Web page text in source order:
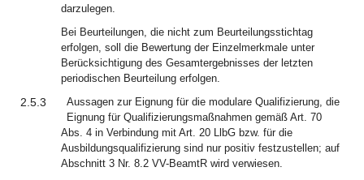
darzulegen.
Bei Beurteilungen, die nicht zum Beurteilungsstichtag
erfolgen, soll die Bewertung der Einzelmerkmale unter
Berücksichtigung des Gesamtergebnisses der letzten
periodischen Beurteilung erfolgen.
2.5.3
Aussagen zur Eignung für die modulare Qualifizierung, die
Eignung für Qualifizierungsmaßnahmen gemäß Art. 70
Abs. 4 in Verbindung mit Art. 20 LlbG bzw. für die
Ausbildungsqualifizierung sind nur positiv festzustellen; auf
Abschnitt 3 Nr. 8.2 VV-BeamtR wird verwiesen.